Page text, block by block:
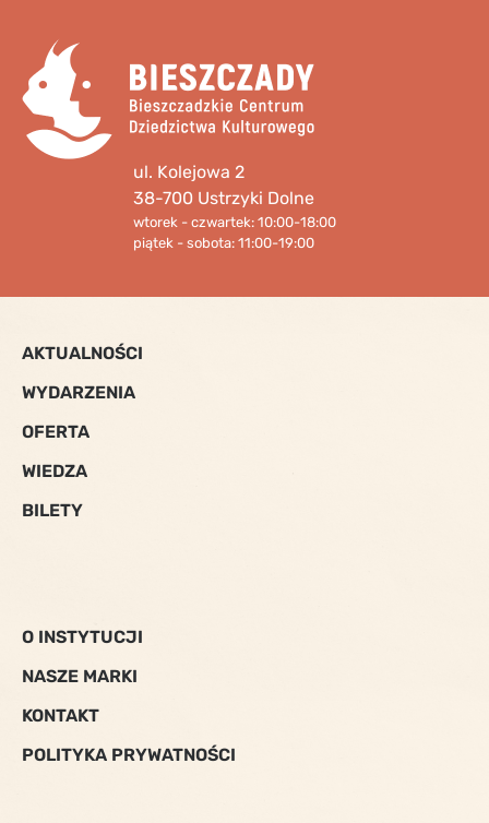
ul. Kolejowa 2
38-700 Ustrzyki Dolne
wtorek - czwartek: 10:00-18:00
piątek - sobota: 11:00-19:00
AKTUALNOŚCI
WYDARZENIA
OFERTA
WIEDZA
BILETY
O INSTYTUCJI
NASZE MARKI
KONTAKT
POLITYKA PRYWATNOŚCI